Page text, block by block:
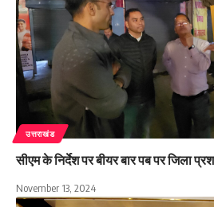
उत्तराखंड
सीएम के निर्देश पर बीयर बार पब पर जिला
November 13, 2024